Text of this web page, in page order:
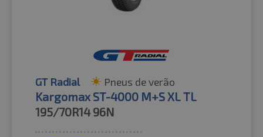
GT Radial Pneus de verão
Kargomax ST-4000 M+S XL TL
195/70R14 96N